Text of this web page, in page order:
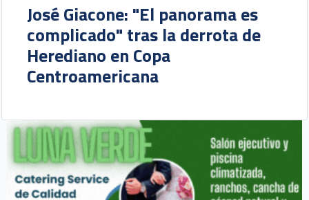
José Giacone: "El panorama es
complicado" tras la derrota de
Herediano en Copa
Centroamericana